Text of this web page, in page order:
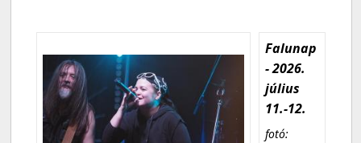
Falunap
- 2026.
július
11.-12.
fotó: